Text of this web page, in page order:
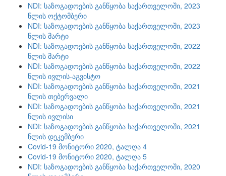
NDI: საზოგადოების განწყობა საქართველოში, 2023
წლის ოქტომბერი
NDI: საზოგადოების განწყობა საქართველოში, 2023
წლის მარტი
NDI: საზოგადოების განწყობა საქართველოში, 2022
წლის მარტი
NDI: საზოგადოების განწყობა საქართველოში, 2022
წლის ივლის-აგვისტო
NDI: საზოგადოების განწყობა საქართველოში, 2021
წლის თებერვალი
NDI: საზოგადოების განწყობა საქართველოში, 2021
წლის ივლისი
NDI: საზოგადოების განწყობა საქართველოში, 2021
წლის დეკემბერი
Covid-19 მონიტორი 2020, ტალღა 4
Covid-19 მონიტორი 2020, ტალღა 5
NDI: საზოგადოების განწყობა საქართველოში, 2020